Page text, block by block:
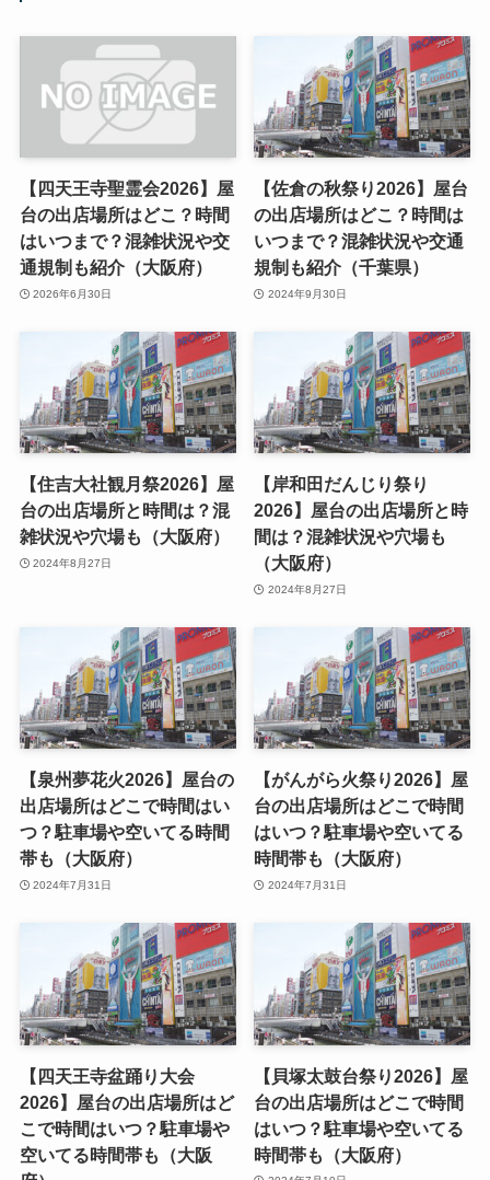
【四天王寺聖霊会2026】屋
台の出店場所はどこ？時間
はいつまで？混雑状況や交
通規制も紹介（大阪府）
2026年6月30日
【佐倉の秋祭り2026】屋台
の出店場所はどこ？時間は
いつまで？混雑状況や交通
規制も紹介（千葉県）
2024年9月30日
【住吉大社観月祭2026】屋
台の出店場所と時間は？混
雑状況や穴場も（大阪府）
2024年8月27日
【岸和田だんじり祭り
2026】屋台の出店場所と時
間は？混雑状況や穴場も
（大阪府）
2024年8月27日
【泉州夢花火2026】屋台の
出店場所はどこで時間はい
つ？駐車場や空いてる時間
帯も（大阪府）
2024年7月31日
【がんがら火祭り2026】屋
台の出店場所はどこで時間
はいつ？駐車場や空いてる
時間帯も（大阪府）
2024年7月31日
【四天王寺盆踊り大会
2026】屋台の出店場所はど
こで時間はいつ？駐車場や
空いてる時間帯も（大阪
【貝塚太鼓台祭り2026】屋
台の出店場所はどこで時間
はいつ？駐車場や空いてる
時間帯も（大阪府）